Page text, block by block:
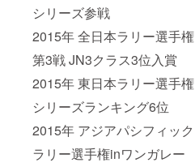
シリーズ参戦
2015年 全日本ラリー選手権
第3戦 JN3クラス3位入賞
2015年 東日本ラリー選手権
シリーズランキング6位
2015年 アジアパシフィック
ラリー選手権inワンガレー